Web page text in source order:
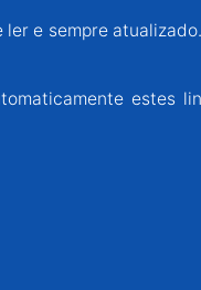
e sempre
estes